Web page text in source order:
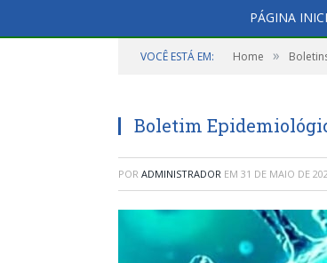
PÁGINA
VOCÊ ESTÁ EM: Home »
Boletim
POR ADMINISTRADOR EM 31 DE MAIO DE